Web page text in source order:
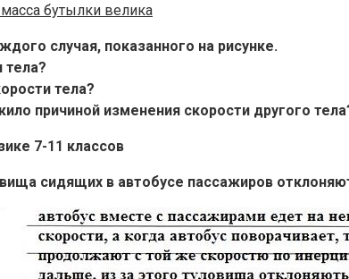
масса бутылки велика
случая, показанного на рисунке.
тела?
тела?
причиной изменения скорости другого
сидящих в автобусе пассажиров